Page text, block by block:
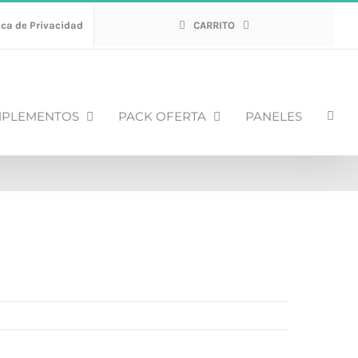
de Privacidad CARRITO
PACK OFERTA PANELES